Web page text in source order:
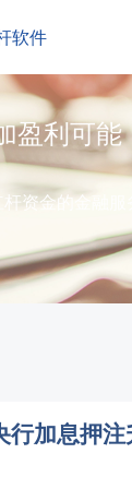
软件
盈利可能
资金的金融服
行加息押